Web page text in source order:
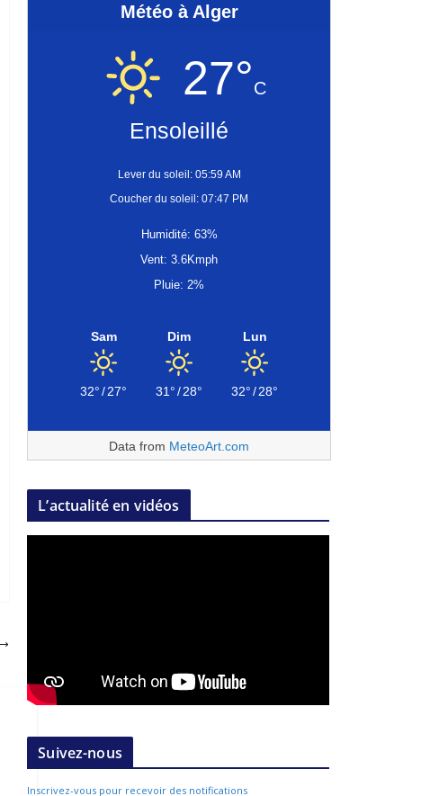
Météo à Alger
27°C
Ensoleillé
Lever du soleil: 05:59 AM
Coucher du soleil: 07:47 PM
Humidité: 63%
Vent: 3.6Kmph
Pluie: 2%
Sam
32°/27°
Dim
31°/28°
Lun
32°/28°
Data from MeteoArt.com
L’actualité en vidéos
Suivez-nous
Inscrivez-vous pour recevoir des notifications